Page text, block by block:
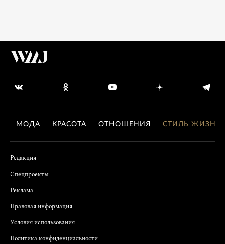
МОДА КРАСОТА ОТНОШЕНИЯ СТИЛЬ ЖИЗНИ
Редакция
Спецпроекты
Реклама
Правовая информация
Условия использования
Политика конфиденциальности